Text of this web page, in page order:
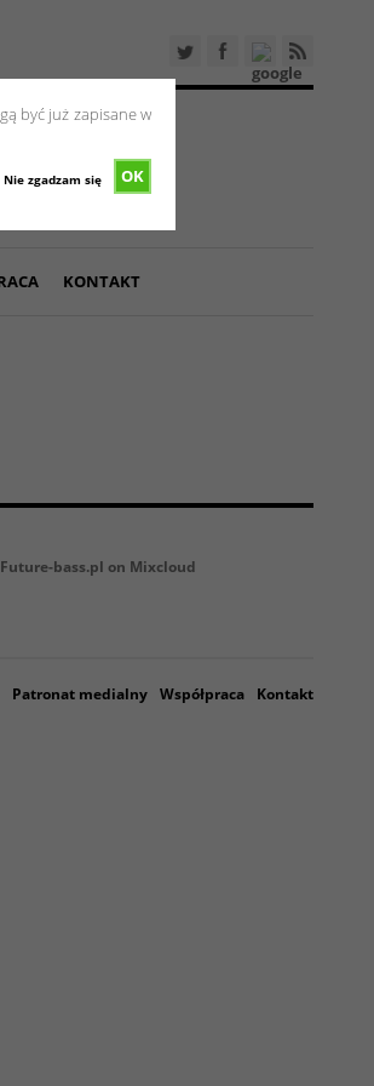
być już zapisane w
OK
Nie zgadzam się
KONTAKT
bass.pl on Mixcloud
Patronat medialny Współpraca Kontakt